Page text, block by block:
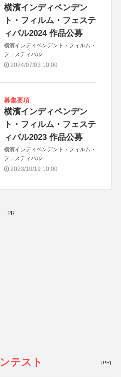
横濱インディペンデン
ト・フィルム・フェステ
ィバル2024 作品公募
横濱インディペンデント・フィルム・
フェスティバル
2024/07/03 10:00
募集要項
横濱インディペンデン
ト・フィルム・フェステ
ィバル2023 作品公募
横濱インディペンデント・フィルム・
フェスティバル
2023/10/19 10:00
PR
テスト [PR]